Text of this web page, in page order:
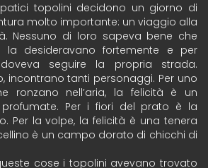
topolini decidono un giorno di
molto importante: un viaggio alla
Nessuno di loro sapeva bene che
la desideravano fortemente e per
seguire la propria strada.
incontrano tanti personaggi. Per uno
ronzano nell’aria, la felicità è un
Per i fiori del prato è la
Per la volpe, la felicità è una tenera
è un campo dorato di chicchi di
cose i topolini avevano trovato